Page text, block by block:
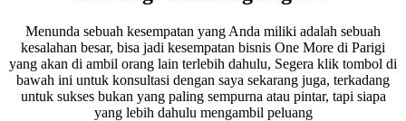
Menunda sebuah kesempatan yang Anda miliki adalah sebuah
kesalahan besar, bisa jadi kesempatan bisnis One More di Parigi
yang akan di ambil orang lain terlebih dahulu, Segera klik tombol di
bawah ini untuk konsultasi dengan saya sekarang juga, terkadang
untuk sukses bukan yang paling sempurna atau pintar, tapi siapa
yang lebih dahulu mengambil peluang